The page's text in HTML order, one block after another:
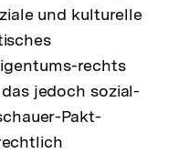
und kulturelle
rechts
jedoch sozial-
Pakt-